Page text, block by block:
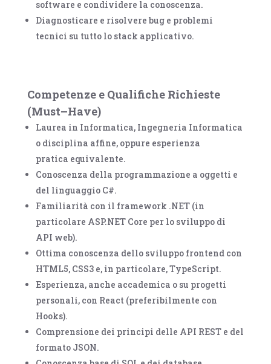
software e condividere la conoscenza.
Diagnosticare e risolvere bug e problemi
tecnici su tutto lo stack applicativo.
Competenze e Qualifiche Richieste
(Must–Have)
Laurea in Informatica, Ingegneria Informatica
o disciplina affine, oppure esperienza
pratica equivalente.
Conoscenza della programmazione a oggetti e
del linguaggio C#.
Familiarità con il framework .NET (in
particolare ASP.NET Core per lo sviluppo di
API web).
Ottima conoscenza dello sviluppo frontend con
HTML5, CSS3 e, in particolare,TypeScript.
Esperienza, anche accademica o su progetti
personali, con React (preferibilmente con
Hooks).
Comprensione dei principi delle API REST e del
formato JSON.